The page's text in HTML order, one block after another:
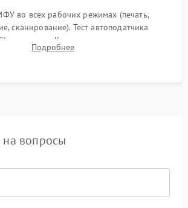
во всех рабочих режимах (печать,
сканирование). Тест автоподатчика
и дуплекса. Контроль качества отпечатка
фона, полос и надежность запекания
Подробнее
на вопросы